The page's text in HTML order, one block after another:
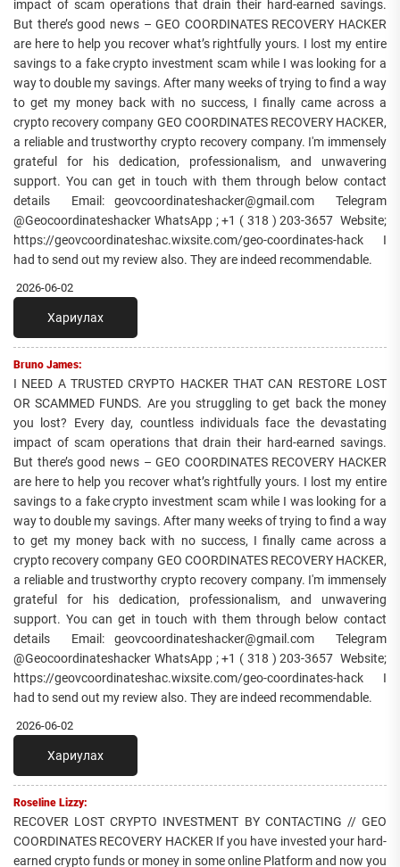
impact of scam operations that drain their hard-earned savings.
But there’s good news – GEO COORDINATES RECOVERY HACKER
are here to help you recover what’s rightfully yours. I lost my entire
savings to a fake crypto investment scam while I was looking for a
way to double my savings. After many weeks of trying to find a way
to get my money back with no success, I finally came across a
crypto recovery company GEO COORDINATES RECOVERY HACKER,
a reliable and trustworthy crypto recovery company. I'm immensely
grateful for his dedication, professionalism, and unwavering
support. You can get in touch with them through below contact
details Email: geovcoordinateshacker@gmail.com Telegram
@Geocoordinateshacker WhatsApp ; +1 ( 318 ) 203-3657 Website;
https://geovcoordinateshac.wixsite.com/geo-coordinates-hack I
had to send out my review also. They are indeed recommendable.
2026-06-02
Хариулах
Bruno James:
I NEED A TRUSTED CRYPTO HACKER THAT CAN RESTORE LOST
OR SCAMMED FUNDS. Are you struggling to get back the money
you lost? Every day, countless individuals face the devastating
impact of scam operations that drain their hard-earned savings.
But there’s good news – GEO COORDINATES RECOVERY HACKER
are here to help you recover what’s rightfully yours. I lost my entire
savings to a fake crypto investment scam while I was looking for a
way to double my savings. After many weeks of trying to find a way
to get my money back with no success, I finally came across a
crypto recovery company GEO COORDINATES RECOVERY HACKER,
a reliable and trustworthy crypto recovery company. I'm immensely
grateful for his dedication, professionalism, and unwavering
support. You can get in touch with them through below contact
details Email: geovcoordinateshacker@gmail.com Telegram
@Geocoordinateshacker WhatsApp ; +1 ( 318 ) 203-3657 Website;
https://geovcoordinateshac.wixsite.com/geo-coordinates-hack I
had to send out my review also. They are indeed recommendable.
2026-06-02
Хариулах
Roseline Lizzy:
RECOVER LOST CRYPTO INVESTMENT BY CONTACTING // GEO
COORDINATES RECOVERY HACKER If you have invested your hard-
earned crypto funds or money in some online Platform and now you